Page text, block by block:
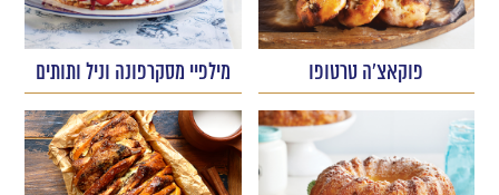
פוקאצ'ה טרטופו מילפיי מסקרפונה וניל ותותים